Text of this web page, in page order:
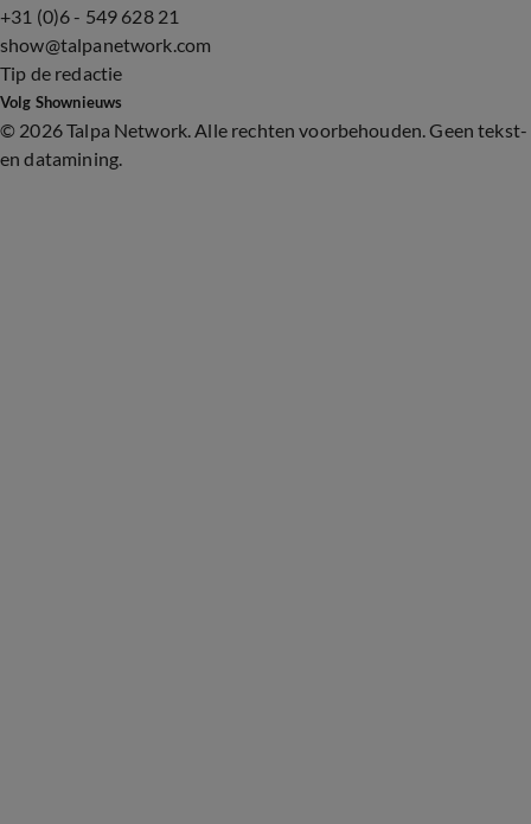
+31 (0)6 - 549 628 21
show@talpanetwork.com
Tip de redactie
Volg Shownieuws
© 2026 Talpa Network. Alle rechten voorbehouden. Geen tekst-
en datamining.